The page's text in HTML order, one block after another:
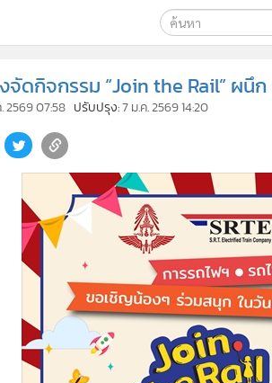
ค้นหา
Google
ค้นหาขั้นสูง
ดกิจกรรม “Join the Rail” ผนึ
2569 07:58 ปรับปรุง:7 ม.ค. 2569 14:20